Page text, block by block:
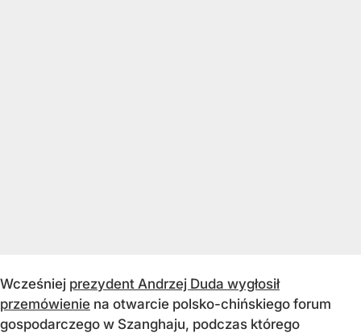
Wcześniej prezydent Andrzej Duda wygłosił
przemówienie na otwarcie polsko-chińskiego forum
gospodarczego w Szanghaju, podczas którego